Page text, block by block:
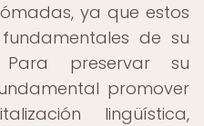
ya que estos
de su
Para preservar su
promover
lingüística,